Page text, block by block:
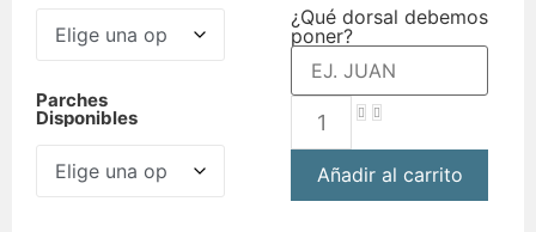
Parches
Disponibles
¿Qué dorsal debemos
poner?
Añadir al carrito